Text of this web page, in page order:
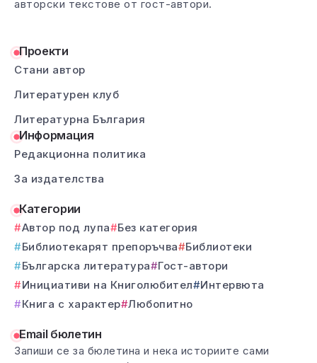
авторски текстове от гост-автори.
Проекти
Стани автор
Литературен клуб
Литературна България
Информация
Редакционна политика
За издателства
Категории
Автор под лупа
Без категория
Библиотекарят препоръчва
Библиотеки
Българска литература
Гост-автори
Инициативи на Книголюбител
Интервюта
Книга с характер Любопитно
Email бюлетин
Запиши се за бюлетина и нека историите сами